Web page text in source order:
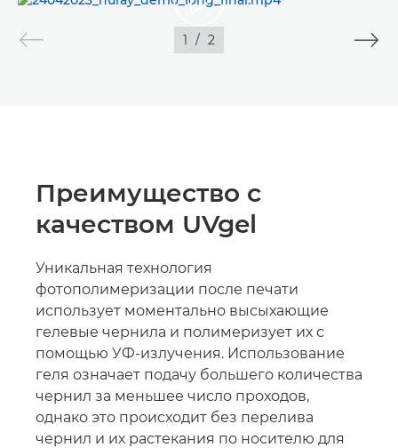
ИЗОБРАЖЕНИЯ
1 / 2
Преимущество с
качеством UVgel
Уникальная технология
фотополимеризации после печати
использует моментально высыхающие
гелевые чернила и полимеризует их с
помощью УФ-излучения. Использование
геля означает подачу большего количества
чернил за меньшее число проходов,
однако это происходит без перелива
чернил и их растекания по носителю для